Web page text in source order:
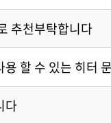
추천부탁합니다
할 수 있는 히터
다